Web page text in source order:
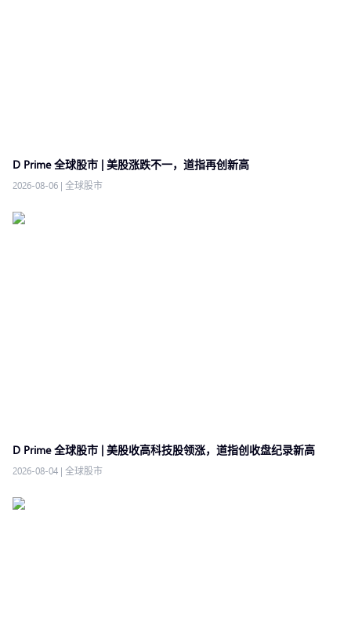
D Prime 全球股市 | 美股涨跌不一，道指再创新高
2026-08-06 | 全球股市
D Prime 全球股市 | 美股收高科技股领涨，道指创收盘纪录新高
2026-08-04 | 全球股市